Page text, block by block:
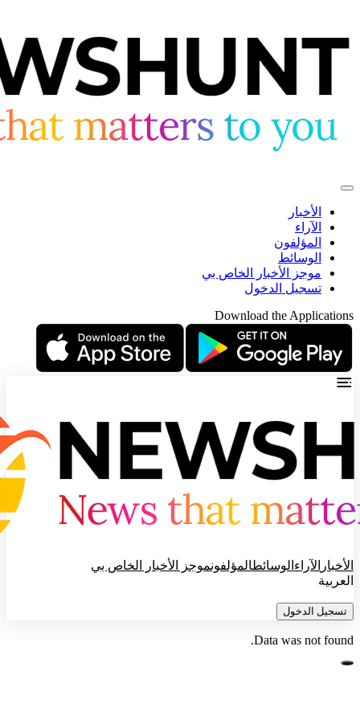
الأخبار
الآراء
المؤلفون
الوسائط
موجز الأخبار الخاص بي
تسجيل الدخول
Download the Applications
الأخبار الآراء الوسائطالمؤلفونموجز الأخبار الخاص بي
العربية
تسجيل الدخول
Data was not found.